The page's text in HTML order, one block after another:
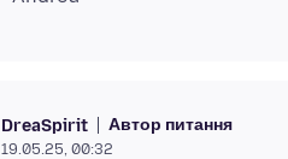
DreaSpirit Автор питання
19.05.25, 00:32